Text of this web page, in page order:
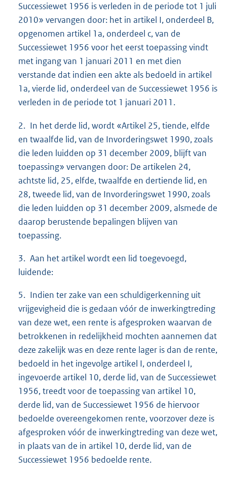
Successiewet 1956 is verleden in de periode tot 1 juli
2010» vervangen door: het in artikel I, onderdeel B,
opgenomen artikel 1a, onderdeel c, van de
Successiewet 1956 voor het eerst toepassing vindt
met ingang van 1 januari 2011 en met dien
verstande dat indien een akte als bedoeld in artikel
1a, vierde lid, onderdeel van de Successiewet 1956 is
verleden in de periode tot 1 januari 2011.
2. In het derde lid, wordt «Artikel 25, tiende, elfde
en twaalfde lid, van de Invorderingswet 1990, zoals
die leden luidden op 31 december 2009, blijft van
toepassing» vervangen door: De artikelen 24,
achtste lid, 25, elfde, twaalfde en dertiende lid, en
28, tweede lid, van de Invorderingswet 1990, zoals
die leden luidden op 31 december 2009, alsmede de
daarop berustende bepalingen blijven van
toepassing.
3. Aan het artikel wordt een lid toegevoegd,
luidende:
5. Indien ter zake van een schuldigerkenning uit
vrijgevigheid die is gedaan vóór de inwerkingtreding
van deze wet, een rente is afgesproken waarvan de
betrokkenen in redelijkheid mochten aannemen dat
deze zakelijk was en deze rente lager is dan de rente,
bedoeld in het ingevolge artikel I, onderdeel I,
ingevoerde artikel 10, derde lid, van de Successiewet
1956, treedt voor de toepassing van artikel 10,
derde lid, van de Successiewet 1956 de hiervoor
bedoelde overeengekomen rente, voorzover deze is
afgesproken vóór de inwerkingtreding van deze wet,
in plaats van de in artikel 10, derde lid, van de
Successiewet 1956 bedoelde rente.